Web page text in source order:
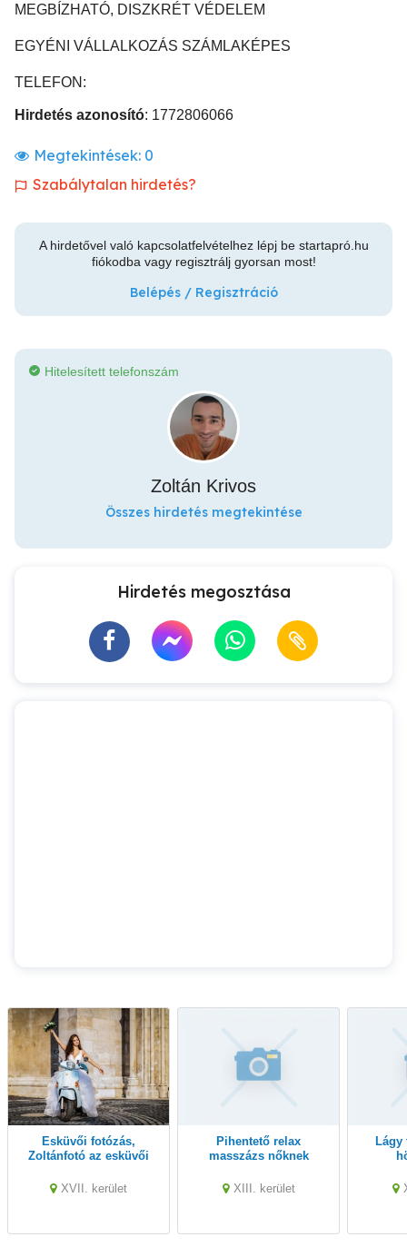
MEGBÍZHATÓ, DISZKRÉT VÉDELEM
EGYÉNI VÁLLALKOZÁS SZÁMLAKÉPES
TELEFON:
Hirdetés azonosító: 1772806066
Megtekintések: 0
Szabálytalan hirdetés?
A hirdetővel való kapcsolatfelvételhez lépj be startapró.hu
fiókodba vagy regisztrálj gyorsan most!
Belépés / Regisztráció
Hitelesített telefonszám
Zoltán Krivos
Összes hirdetés megtekintése
Hirdetés megosztása
Esküvői fotózás,
Zoltánfotó az esküvői
XVII. kerület
Pihentető relax
masszázs nőknek
XIII. kerület
Lágy testmasszázs